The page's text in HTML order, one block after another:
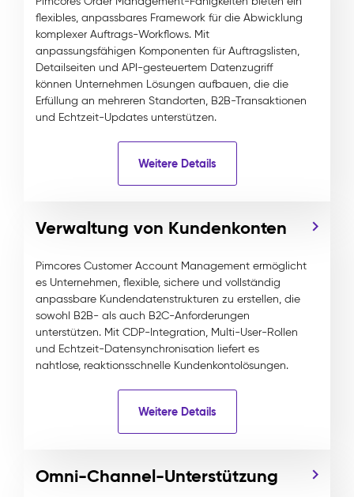
flexibles, anpassbares Framework für die Abwicklung
komplexer Auftrags-Workflows. Mit
anpassungsfähigen Komponenten für Auftragslisten,
Detailseiten und API-gesteuertem Datenzugriff
können Unternehmen Lösungen aufbauen, die die
Erfüllung an mehreren Standorten, B2B-Transaktionen
und Echtzeit-Updates unterstützen.
Weitere Details
Verwaltung von Kundenkonten
Pimcores Customer Account Management ermöglicht
es Unternehmen, flexible, sichere und vollständig
anpassbare Kundendatenstrukturen zu erstellen, die
sowohl B2B- als auch B2C-Anforderungen
unterstützen. Mit CDP-Integration, Multi-User-Rollen
und Echtzeit-Datensynchronisation liefert es
nahtlose, reaktionsschnelle Kundenkontolösungen.
Weitere Details
Omni-Channel-Unterstützung